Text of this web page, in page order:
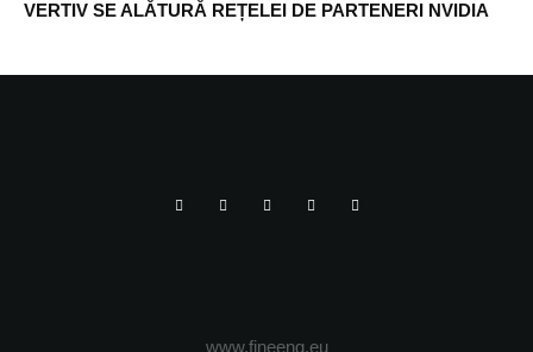
VERTIV SE ALĂTURĂ REȚELEI DE PARTENERI NVIDIA
www.fineeng.eu